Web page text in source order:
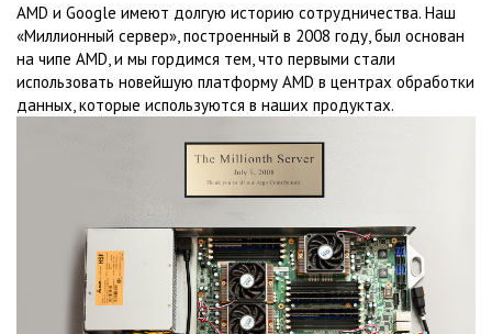
AMD и Google имеют долгую историю сотрудничества. Наш
«Миллионный сервер», построенный в 2008 году, был основан
на чипе AMD, и мы гордимся тем, что первыми стали
использовать новейшую платформу AMD в центрах обработки
данных, которые используются в наших продуктах.